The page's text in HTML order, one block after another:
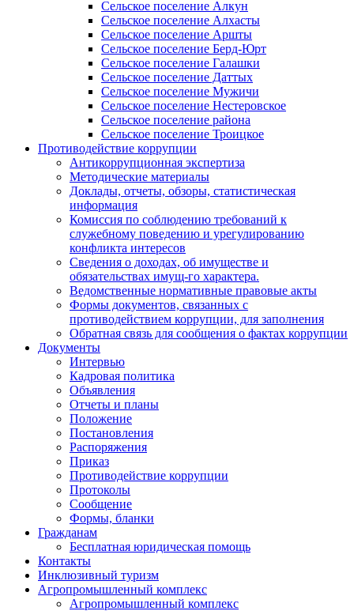
Сельское поселение Алкун
Сельское поселение Алхасты
Сельское поселение Аршты
Сельское поселение Берд-Юрт
Сельское поселение Галашки
Сельское поселение Даттых
Сельское поселение Мужичи
Сельское поселение Нестеровское
Сельское поселение района
Сельское поселение Троицкое
Противодействие коррупции
Антикоррупционная экспертиза
Методические материалы
Доклады, отчеты, обзоры, статистическая
информация
Комиссия по соблюдению требований к
служебному поведению и урегулированию
конфликта интересов
Сведения о доходах, об имуществе и
обязательствах имущ-го характера.
Ведомственные нормативные правовые акты
Формы документов, связанных с
противодействием коррупции, для заполнения
Обратная связь для сообщения о фактах коррупции
Документы
Интервью
Кадровая политика
Объявления
Отчеты и планы
Положение
Постановления
Распоряжения
Приказ
Противодействие коррупции
Протоколы
Сообщение
Формы, бланки
Гражданам
Бесплатная юридическая помощь
Контакты
Инклюзивный туризм
Агропромышленный комплекс
Агропромышленный комплекс